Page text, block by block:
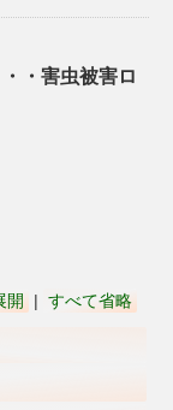
・害虫被害ロ
開 | すべて省略